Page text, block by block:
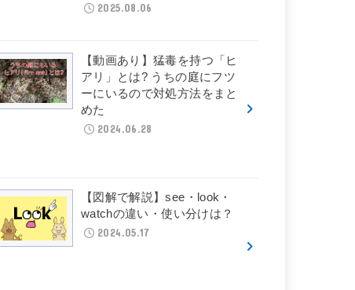
2025.08.06
【動画あり】猛毒を持つ「ヒ
アリ」とは? うちの庭にフツ
ーにいるので対処方法をまと
めた
2024.06.28
【図解で解説】see・look・
watchの違い・使い分けは？
2024.05.17